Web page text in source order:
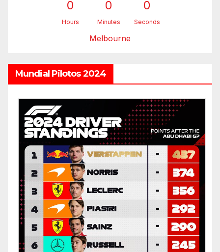
0
Hours
0
Minutes
0
Seconds
Melbourne
Mundial Pilotos 2024